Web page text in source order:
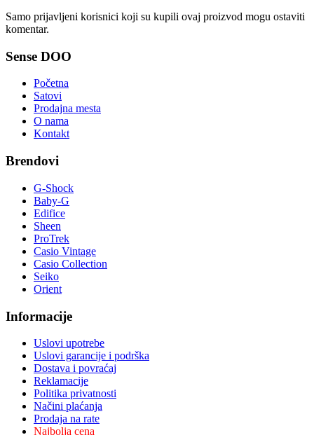
Samo prijavljeni korisnici koji su kupili ovaj proizvod mogu ostaviti
komentar.
Sense DOO
Početna
Satovi
Prodajna mesta
O nama
Kontakt
Brendovi
G-Shock
Baby-G
Edifice
Sheen
ProTrek
Casio Vintage
Casio Collection
Seiko
Orient
Informacije
Uslovi upotrebe
Uslovi garancije i podrška
Dostava i povraćaj
Reklamacije
Politika privatnosti
Načini plaćanja
Prodaja na rate
Najbolja cena